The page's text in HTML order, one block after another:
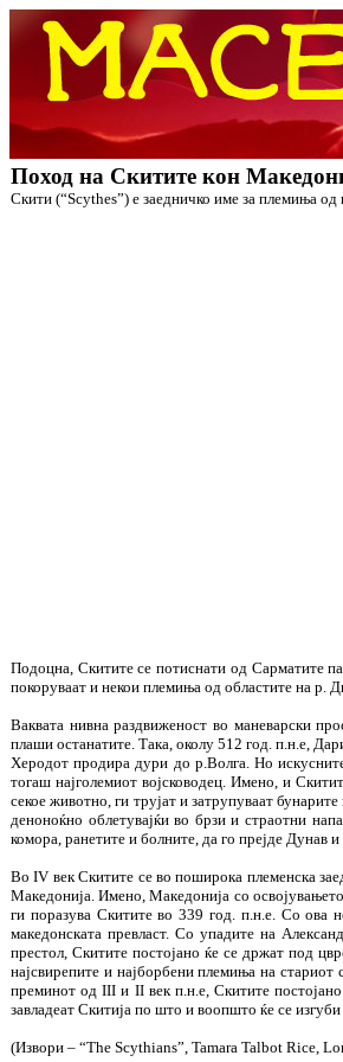
Поход на Скитите кон
Скити (“Scythes”) е заедничко име за племиња од
Подоцна, Скитите се потиснати од Сарматите
покоруваат и некои племиња од областите на р.
Ваквата нивна раздвиженост во маневарски
плаши останатите. Така, околу 512 год. п.н.е,
Херодот продира дури до р.Волга. Но
тогаш најголемиот војсководец. Имено, и
секое животно, ги трујат и затрупуваат
деноноќно облетувајќи во брзи и страотни
комора, ранетите и болните, да го прејде Дунав и
Во IV век Скитите се во поширока племенска
Македонија. Имено, Македонија со
ги поразува Скитите во 339 год. п.н.е. Со ова
македонската превласт. Со упадите на
престол, Скитите постојано ќе се држат под
најсвирепите и најборбени племиња на
преминот од III и II век п.н.е, Скитите
завладеат Скитија по што и воопшто ќе се
(Извори – “The Scythians”, Tamara Talbot Rice,